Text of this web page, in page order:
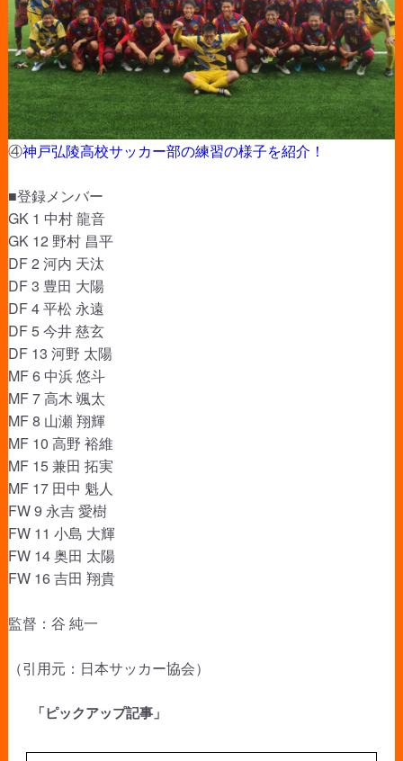
④神戸弘陵高校サッカー部の練習の様子を紹介！
■登録メンバー
GK 1 中村 龍音
GK 12 野村 昌平
DF 2 河内 天汰
DF 3 豊田 大陽
DF 4 平松 永遠
DF 5 今井 慈玄
DF 13 河野 太陽
MF 6 中浜 悠斗
MF 7 高木 颯太
MF 8 山瀬 翔輝
MF 10 高野 裕維
MF 15 兼田 拓実
MF 17 田中 魁人
FW 9 永吉 愛樹
FW 11 小島 大輝
FW 14 奥田 太陽
FW 16 吉田 翔貴
監督：谷 純一
（引用元：日本サッカー協会）
「ピックアップ記事」